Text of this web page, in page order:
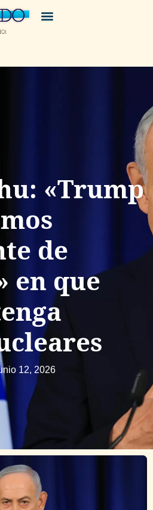
«Trump
de
en que
12, 2026